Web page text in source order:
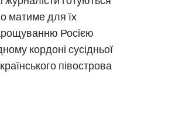
матиме для їх
Росією
кордоні сусідньої
півострова